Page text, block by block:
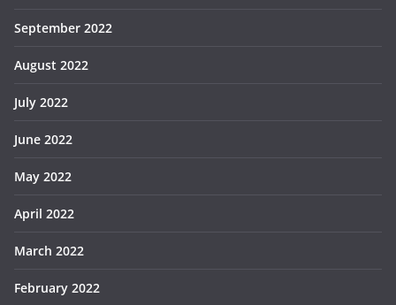
September 2022
August 2022
July 2022
June 2022
May 2022
April 2022
March 2022
February 2022